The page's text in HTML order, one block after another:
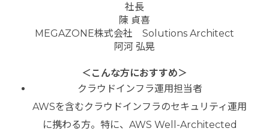
社長
陳 貞喜
MEGAZONE株式会社 Solutions Architect
阿河 弘晃
＜こんな方におすすめ＞
クラウドインフラ運用担当者
AWSを含むクラウドインフラのセキュリティ運用
に携わる方。特に、AWS Well-Architected